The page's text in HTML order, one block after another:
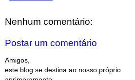
Nenhum comentário:
Postar um comentário
Amigos,
este blog se destina ao nosso próprio